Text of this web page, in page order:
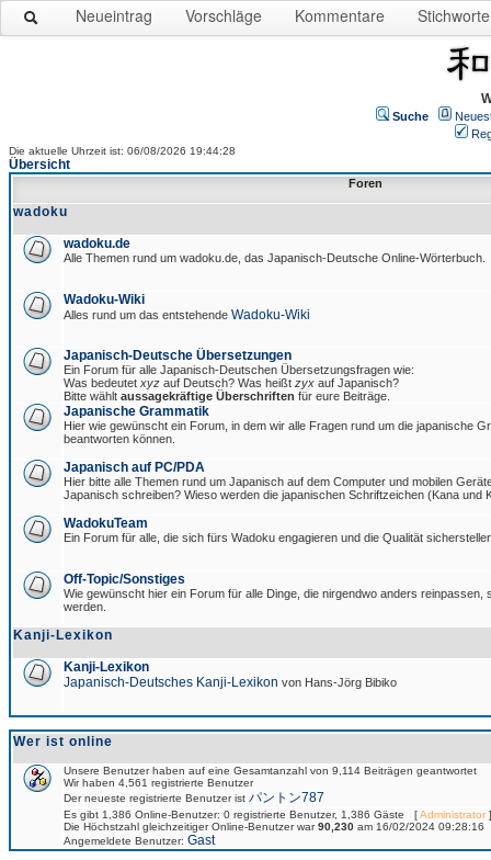
Neueintrag Vorschläge Kommentare Stichworte
Suche
Die aktuelle Uhrzeit ist: 06/08/2026 19:44:28
Übersicht
Foren
wadoku
wadoku.de
Alle Themen rund um wadoku.de, das Japanisch-Deutsche Online-Wörterbuch.
Wadoku-Wiki
Alles rund um das entstehende Wadoku-Wiki
Japanisch-Deutsche Übersetzungen
Ein Forum für alle Japanisch-Deutschen Übersetzungsfragen wie:
Was bedeutet xyz auf Deutsch? Was heißt zyx auf Japanisch?
Bitte wählt aussagekräftige Überschriften für eure Beiträge.
Japanische Grammatik
Hier wie gewünscht ein Forum, in dem wir alle Fragen rund um die japanische
beantworten können.
Japanisch auf PC/PDA
Hier bitte alle Themen rund um Japanisch auf dem Computer und mobilen
Japanisch schreiben? Wieso werden die japanischen Schriftzeichen (Kana und
WadokuTeam
Ein Forum für alle, die sich fürs Wadoku engagieren und die Qualität
Off-Topic/Sonstiges
Wie gewünscht hier ein Forum für alle Dinge, die nirgendwo anders reinpassen,
werden.
Kanji-Lexikon
Kanji-Lexikon
Japanisch-Deutsches Kanji-Lexikon von Hans-Jörg Bibiko
Wer ist online
Unsere Benutzer haben auf eine Gesamtanzahl von 9,114 Beiträgen geantwortet
Wir haben 4,561 registrierte Benutzer
Der neueste registrierte Benutzer ist パントン787
Es gibt 1,386 Online-Benutzer: 0 registrierte Benutzer, 1,386 Gäste [Administrator
Die Höchstzahl gleichzeitiger Online-Benutzer war90,230 am 16/02/2024 09:28:16
Angemeldete Benutzer: Gast